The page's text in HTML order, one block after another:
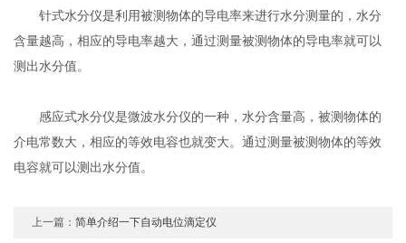
针式水分仪是利用被测物体的导电率来进行水分测量的，水分
含量越高，相应的导电率越大，通过测量被测物体的导电率就可以
测出水分值。
感应式水分仪是微波水分仪的一种，水分含量高，被测物体的
介电常数大，相应的等效电容也就变大。通过测量被测物体的等效
电容就可以测出水分值。
上一篇：简单介绍一下自动电位滴定仪